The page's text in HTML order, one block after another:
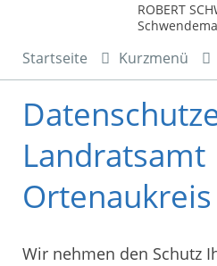
ROBERT
Startseite Kurzmenü
Landratsamt
Ortenaukreis
Wir nehmen den Schutz